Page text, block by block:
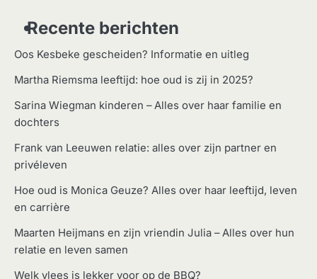
Recente berichten
Oos Kesbeke gescheiden? Informatie en uitleg
Martha Riemsma leeftijd: hoe oud is zij in 2025?
Sarina Wiegman kinderen – Alles over haar familie en
dochters
Frank van Leeuwen relatie: alles over zijn partner en
privéleven
Hoe oud is Monica Geuze? Alles over haar leeftijd, leven
en carrière
Maarten Heijmans en zijn vriendin Julia – Alles over hun
relatie en leven samen
Welk vlees is lekker voor op de BBQ?